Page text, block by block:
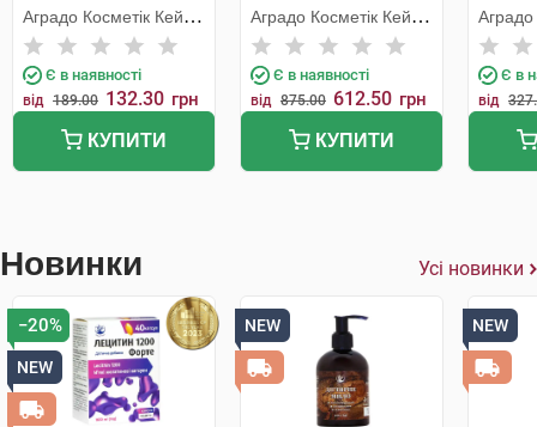
Аградо Косметік Кейр
3000 С.Л.У.
Є в наявності
від 189.00 132.30 грн
КУПИТИ
флакон
Аградо Косметік Кейр
3000 С.Л.У.
Є в наявності
від 875.00 612.50 грн
КУПИТИ
900
Аградо
3000
Є в
від
Новинки Усі новинки
−20%
NEW
NEW NEW